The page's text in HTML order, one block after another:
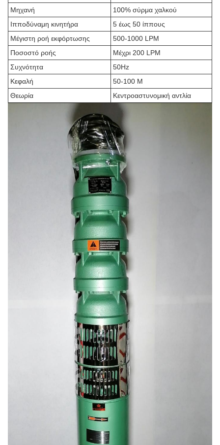
Μηχανή
100% σύρμα χαλκού
Ιπποδύναμη κινητήρα
5 έως 50 ίππους
Μέγιστη ροή εκφόρτωσης
500-1000 LPM
Ποσοστό ροής
Μέχρι 200 LPM
Συχνότητα
50Hz
Κεφαλή
50-100 M
Θεωρία
Κεντροαστυνομική αντλία